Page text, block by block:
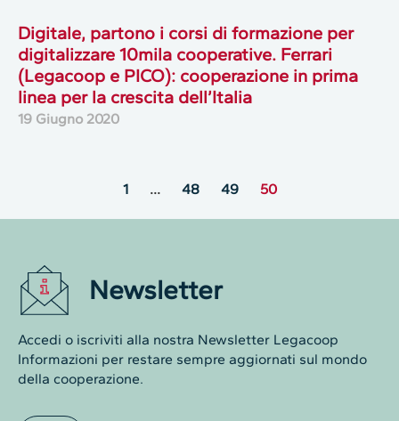
Digitale, partono i corsi di formazione per
digitalizzare 10mila cooperative. Ferrari
(Legacoop e PICO): cooperazione in prima
linea per la crescita dell’Italia
19 Giugno 2020
1 … 48 49 50
Newsletter
Accedi o iscriviti alla nostra Newsletter Legacoop
Informazioni per restare sempre aggiornati sul mondo
della cooperazione.